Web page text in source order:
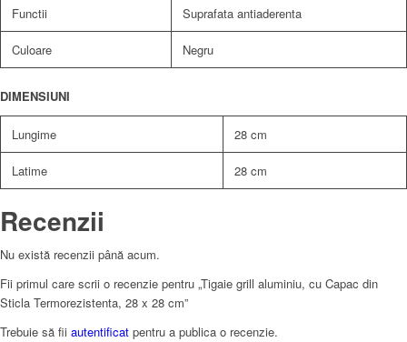
Functii Suprafata antiaderenta
Culoare Negru
DIMENSIUNI
Lungime 28 cm
Latime 28 cm
Recenzii
Nu există recenzii până acum.
Fii primul care scrii o recenzie pentru „Tigaie grill aluminiu, cu Capac din
Sticla Termorezistenta, 28 x 28 cm”
Trebuie să fii autentificat pentru a publica o recenzie.